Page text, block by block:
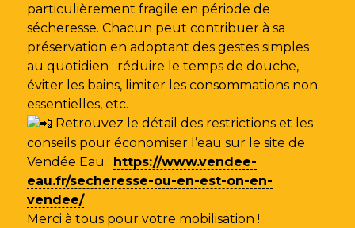
particulièrement fragile en période de
sécheresse. Chacun peut contribuer à sa
préservation en adoptant des gestes simples
au quotidien : réduire le temps de douche,
éviter les bains, limiter les consommations non
essentielles, etc.
Retrouvez le détail des restrictions et les
conseils pour économiser l’eau sur le site de
Vendée Eau : https://www.vendee-
eau.fr/secheresse-ou-en-est-on-en-
vendee/
Merci à tous pour votre mobilisation !